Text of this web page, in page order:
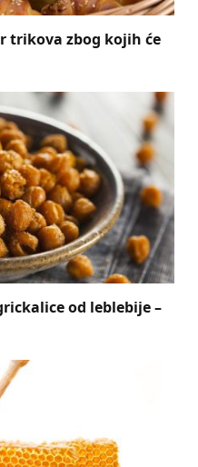
trikova zbog kojih će
od leblebije –